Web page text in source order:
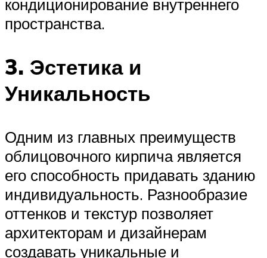
кондиционирование внутреннего
пространства.
3. Эстетика и
Уникальность
Одним из главных преимуществ
облицовочного кирпича является
его способность придавать зданию
индивидуальность. Разнообразие
оттенков и текстур позволяет
архитекторам и дизайнерам
создавать уникальные и